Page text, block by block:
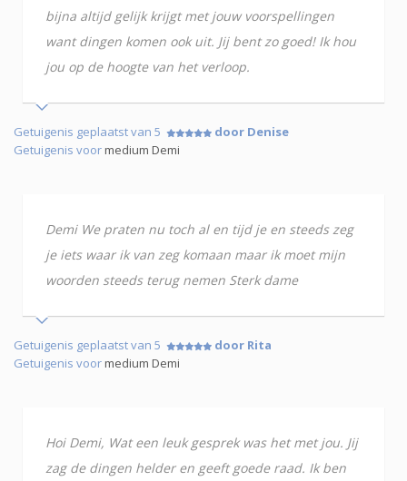
bijna altijd gelijk krijgt met jouw voorspellingen
want dingen komen ook uit. Jij bent zo goed! Ik hou
jou op de hoogte van het verloop.
Getuigenis geplaatst van 5
door Denise
Getuigenis voormedium Demi
Demi We praten nu toch al en tijd je en steeds zeg
je iets waar ik van zeg komaan maar ik moet mijn
woorden steeds terug nemen Sterk dame
Getuigenis geplaatst van 5
door Rita
Getuigenis voormedium Demi
Hoi Demi, Wat een leuk gesprek was het met jou. Jij
zag de dingen helder en geeft goede raad. Ik ben